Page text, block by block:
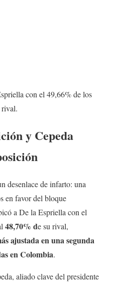
con el 49,66% de los
rival.
y Cepeda
desenlace de infarto: una
en favor del bloque
a De la Espriella con el
48,70% de su rival,
ajustada en una segunda
en Colombia.
aliado clave del presidente